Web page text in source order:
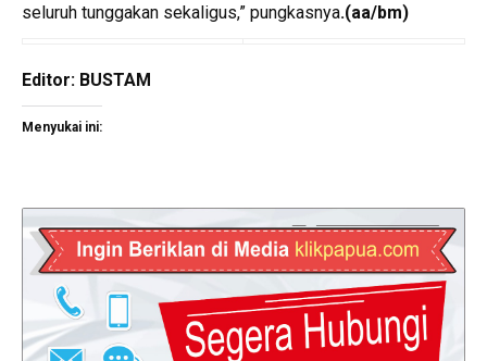
seluruh tunggakan sekaligus,” pungkasnya.(aa/bm)
Editor: BUSTAM
Menyukai ini: